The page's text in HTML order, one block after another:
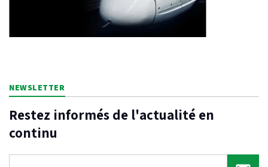
NEWSLETTER
Restez informés de l'actualité en
continu